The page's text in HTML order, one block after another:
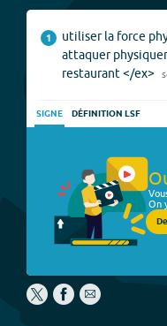
1
utiliser la force
attaquer
restaurant </ex>
SIGNE DÉFINITION LSF
On